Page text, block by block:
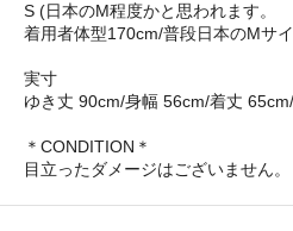
S (日本のM程度かと思われます。
着用者体型170cm/普段日本のMサ
実寸
ゆき丈 90cm/身幅 56cm/着丈
＊CONDITION＊
目立ったダメージはございません。